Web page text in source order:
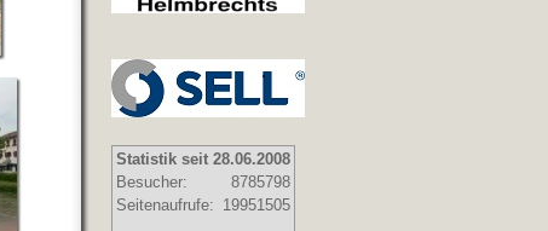
Statistik seit 28.06.2008
Besucher:
8785798
Seitenaufrufe: 19951505